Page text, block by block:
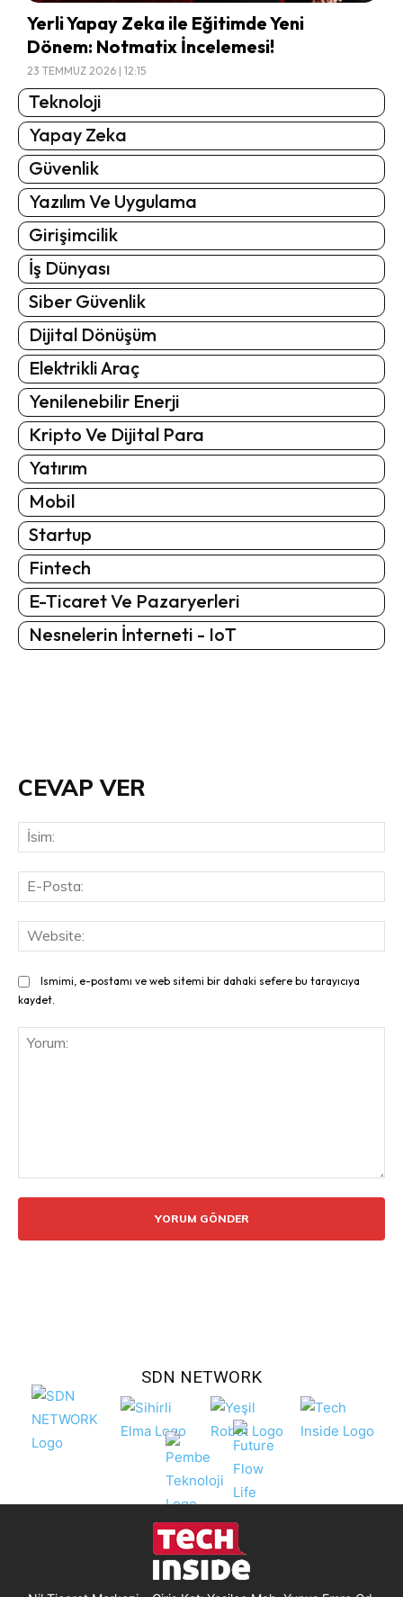
Yerli Yapay Zeka ile Eğitimde Yeni
Dönem: Notmatix İncelemesi!
23 TEMMUZ 2026 | 12:15
Teknoloji
Yapay Zeka
Güvenlik
Yazılım Ve Uygulama
Girişimcilik
İş Dünyası
Siber Güvenlik
Dijital Dönüşüm
Elektrikli Araç
Yenilenebilir Enerji
Kripto Ve Dijital Para
Yatırım
Mobil
Startup
Fintech
E-Ticaret Ve Pazaryerleri
Nesnelerin İnterneti - IoT
CEVAP VER
Ismimi, e-postamı ve web sitemi bir dahaki sefere bu tarayıcıya
kaydet.
SDN NETWORK